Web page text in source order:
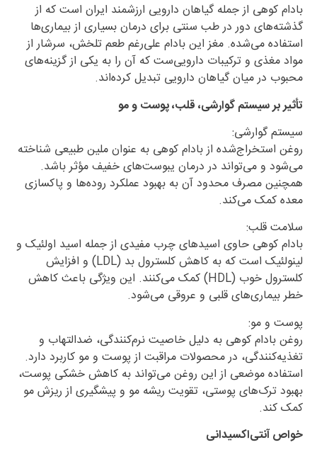
بادام کوهی از جمله گیاهان دارویی ارزشمند ایران است که از
گذشته‌های دور در طب سنتی برای درمان بسیاری از بیماری‌ها
استفاده می‌شده. مغز این بادام علی‌رغم طعم تلخش، سرشار از
مواد مغذی و ترکیبات دارویی‌ست که آن را به یکی از گزینه‌های
محبوب در میان گیاهان دارویی تبدیل کرده‌اند.
تأثیر بر سیستم گوارشی، قلب، پوست و مو
سیستم گوارشی:
روغن استخراج‌شده از بادام کوهی به عنوان ملین طبیعی شناخته
می‌شود و می‌تواند در درمان یبوست‌های خفیف مؤثر باشد.
همچنین مصرف محدود آن به بهبود عملکرد روده‌ها و پاکسازی
معده کمک می‌کند.
سلامت قلب:
بادام کوهی حاوی اسیدهای چرب مفیدی از جمله اسید اولئیک و
لینولئیک است که به کاهش کلسترول بد (LDL) و افزایش
کلسترول خوب (HDL) کمک می‌کنند. این ویژگی باعث کاهش
خطر بیماری‌های قلبی و عروقی می‌شود.
پوست و مو:
روغن بادام کوهی به دلیل خاصیت نرم‌کنندگی، ضدالتهاب و
تغذیه‌کنندگی، در محصولات مراقبت از پوست و مو کاربرد دارد.
استفاده موضعی از این روغن می‌تواند به کاهش خشکی پوست،
بهبود ترک‌های پوستی، تقویت ریشه مو و پیشگیری از ریزش مو
کمک کند.
خواص آنتی‌اکسیدانی